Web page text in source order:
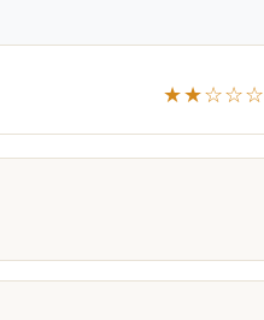
★★☆☆☆